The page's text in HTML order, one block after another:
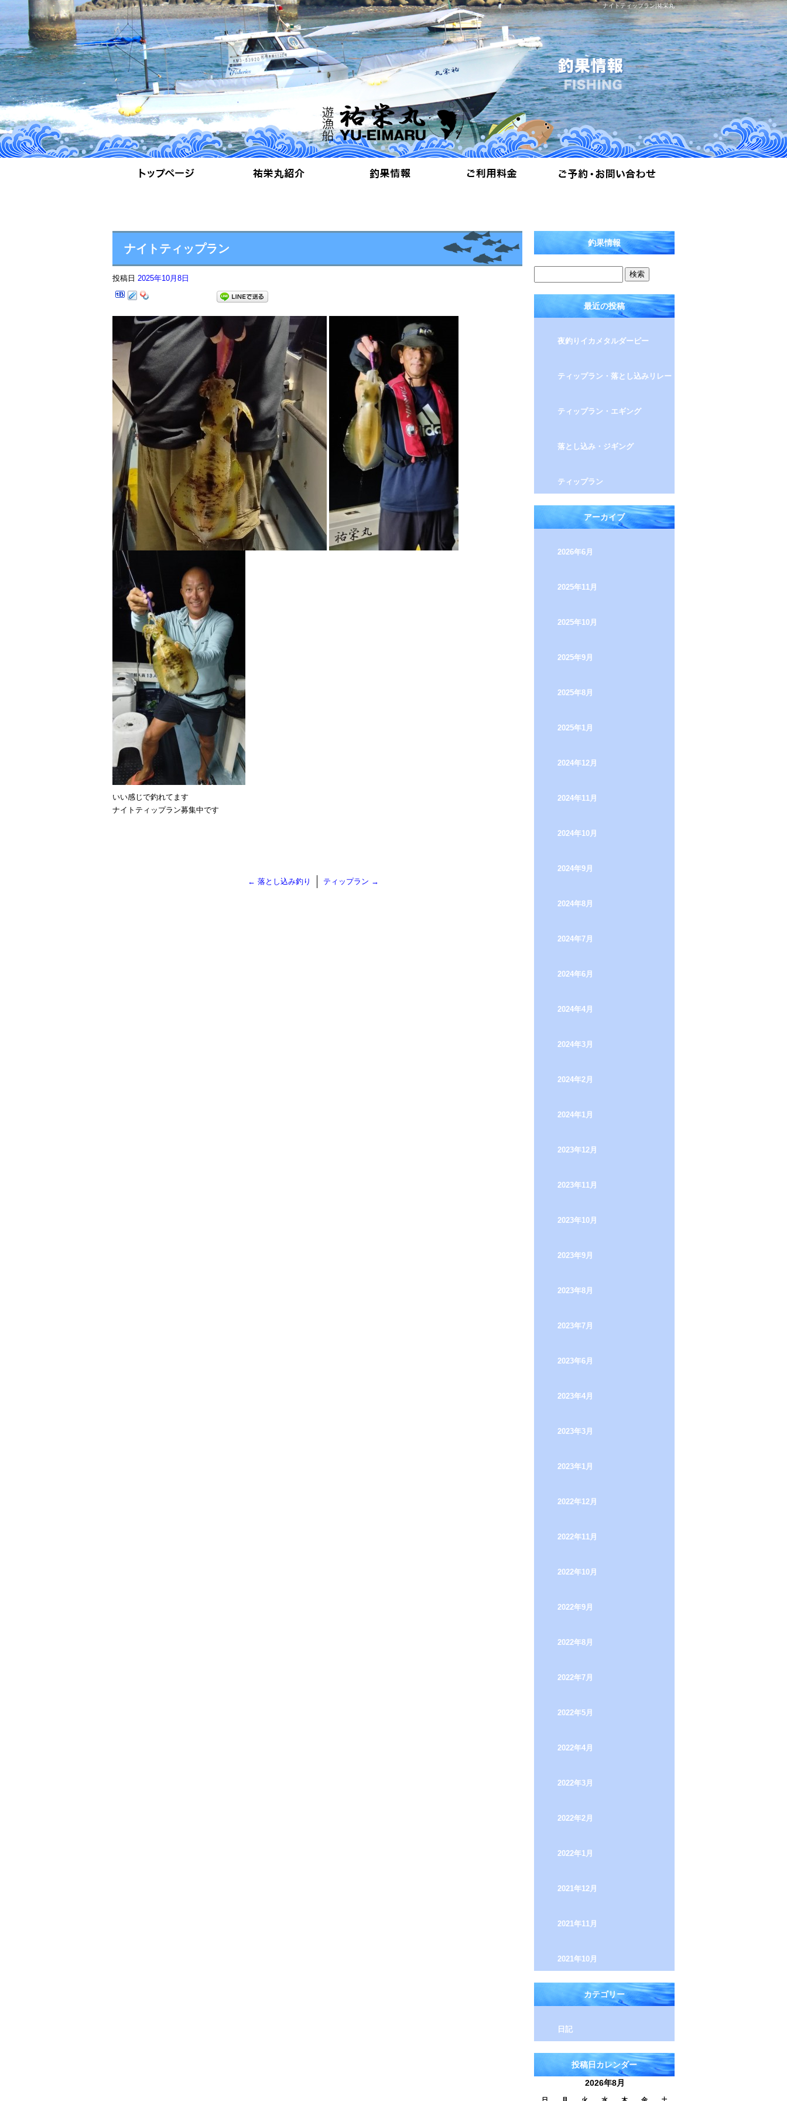
ナイトティップラン|祐栄丸
ナイトティップラン
投稿日 2025年10月8日
いい感じで釣れてます
ナイトティップラン募集中です
← 落とし込み釣り ティップラン →
釣果情報
最近の投稿
夜釣りイカメタルダービー
ティップラン・落とし込みリレー
ティップラン・エギング
落とし込み・ジギング
ティップラン
アーカイブ
2026年6月
2025年11月
2025年10月
2025年9月
2025年8月
2025年1月
2024年12月
2024年11月
2024年10月
2024年9月
2024年8月
2024年7月
2024年6月
2024年4月
2024年3月
2024年2月
2024年1月
2023年12月
2023年11月
2023年10月
2023年9月
2023年8月
2023年7月
2023年6月
2023年4月
2023年3月
2023年1月
2022年12月
2022年11月
2022年10月
2022年9月
2022年8月
2022年7月
2022年5月
2022年4月
2022年3月
2022年2月
2022年1月
2021年12月
2021年11月
2021年10月
カテゴリー
日記
投稿日カレンダー
2026年8月